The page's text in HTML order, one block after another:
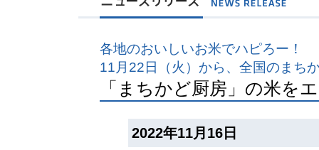
各地のおいしいお米でハピろー！
11月22日（火）から、全国のまち
「まちかど厨房」の米を
2022年11月16日